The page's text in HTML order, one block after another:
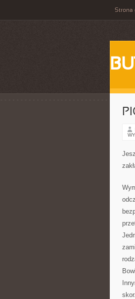
Strona